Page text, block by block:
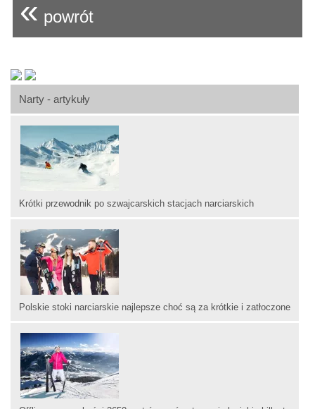
Narty - artykuły
Krótki przewodnik po szwajcarskich stacjach narciarskich
Polskie stoki narciarskie najlepsze choć są za krótkie i zatłoczone
« powrót